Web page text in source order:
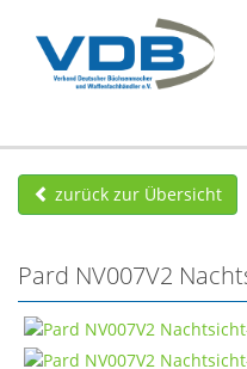
zurück zur Übersicht
Pard NV007V2